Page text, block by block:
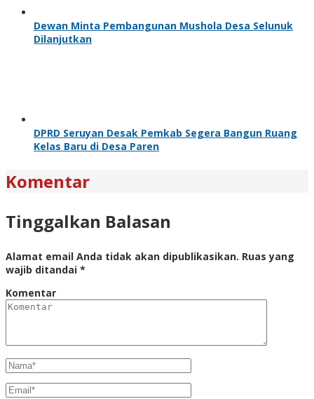
Dewan Minta Pembangunan Mushola Desa Selunuk
Dilanjutkan
DPRD Seruyan Desak Pemkab Segera Bangun Ruang
Kelas Baru di Desa Paren
Komentar
Tinggalkan Balasan
Alamat email Anda tidak akan dipublikasikan. Ruas yang
wajib ditandai *
Komentar